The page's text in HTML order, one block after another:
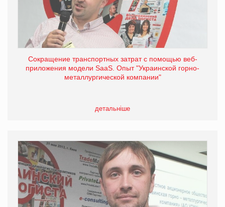
Сокращение транспортных затрат с помощью веб-
приложения модели SaaS. Опыт "Украинской горно-
металлургической компании"
детальніше